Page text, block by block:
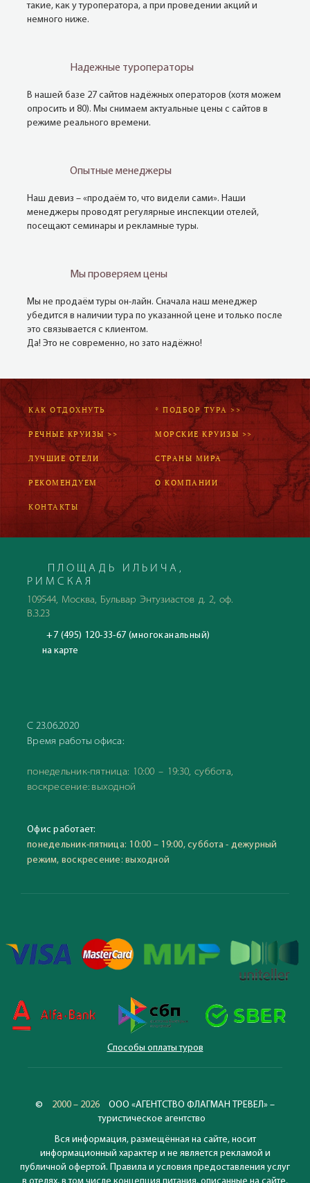
такие, как у туроператора, а при проведении акций и
немного ниже.
Надежные туроператоры
В нашей базе 27 сайтов надёжных операторов (хотя можем
опросить и 80). Мы снимаем актуальные цены с сайтов в
режиме реального времени.
Опытные менеджеры
Наш девиз – «продаём то, что видели сами». Наши
менеджеры проводят регулярные инспекции отелей,
посещают семинары и рекламные туры.
Мы проверяем цены
Мы не продаём туры он-лайн. Сначала наш менеджер
убедится в наличии тура по указанной цене и только после
это связывается с клиентом.
Да! Это не современно, но зато надёжно!
КАК ОТДОХНУТЬ * ПОДБОР ТУРА >>
РЕЧНЫЕ КРУИЗЫ >> МОРСКИЕ КРУИЗЫ >>
ЛУЧШИЕ ОТЕЛИ СТРАНЫ МИРА
РЕКОМЕНДУЕМ О КОМПАНИИ
КОНТАКТЫ
ПЛОЩАДЬ ИЛЬИЧА,
РИМСКАЯ
109544, Москва, Бульвар Энтузиастов д. 2, оф.
В.3.23
+7 (495) 120-33-67 (многоканальный)
на карте
С 23.06.2020
Время работы офиса:
понедельник-пятница: 10:00 – 19:30, суббота,
воскресение: выходной
Офис работает:
понедельник-пятница: 10:00 – 19:00, суббота - дежурный
режим, воскресение: выходной
Способы оплаты туров
© 2000 – 2026
ООО «АГЕНТСТВО ФЛАГМАН ТРЕВЕЛ» –
туристическое агентство
Вся информация, размещённая на сайте, носит
информационный характер и не является рекламой и
публичной офертой. Правила и условия предоставления услуг